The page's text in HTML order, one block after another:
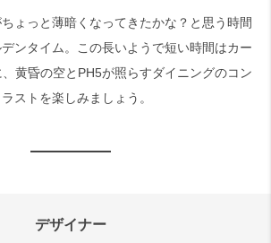
ょっと薄暗くなってきたかな？と思う時間
ンタイム。この長いようで短い時間はカー
黄昏の空とPH5が照らすダイニングのコン
ラストを楽しみましょう。
デザイナー